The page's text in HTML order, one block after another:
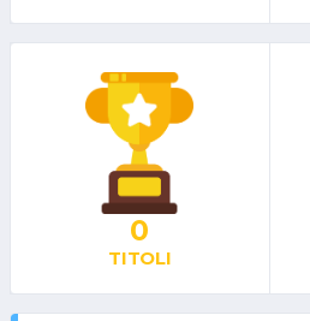
0
TITOLI